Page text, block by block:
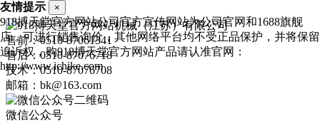
售前：0510-87061341
售后：0510-87076718
技术：0510-87076708
邮箱：bk@163.com
微信公众号
友情提示 ×
918搏天堂官方网站公司官方宣传网站为公司官网和1688旗舰
店，可进行销售询价，其他网络平台均不受正品保护，并将保留
追诉权，购918搏天堂官方网站产品请认准官网：
http://www.ichike.com